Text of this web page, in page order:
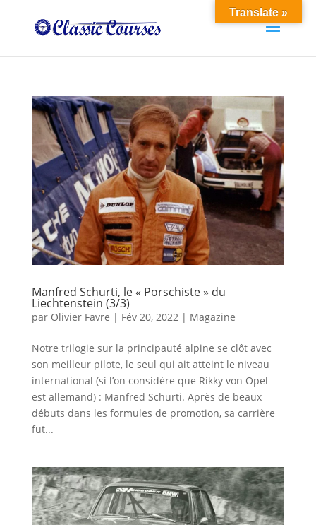
Manfred Schurti, le « Porschiste » du
Liechtenstein (3/3)
par Olivier Favre | Fév 20, 2022| Magazine
Notre trilogie sur la principauté alpine se clôt avec
son meilleur pilote, le seul qui ait atteint le niveau
international (si l’on considère que Rikky von Opel
est allemand) : Manfred Schurti. Après de beaux
débuts dans les formules de promotion, sa carrière
fut...
Translate »